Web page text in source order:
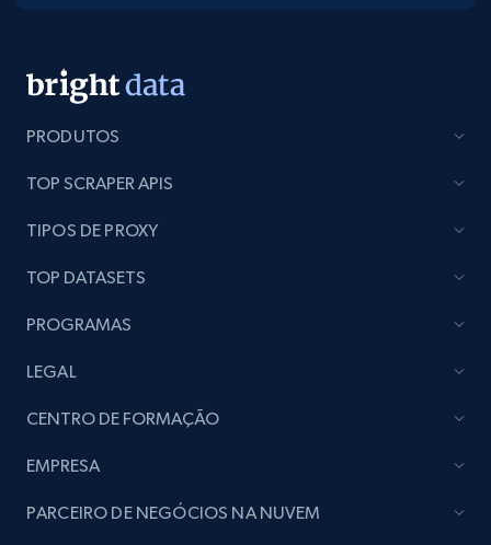
PRODUTOS
TOP SCRAPER APIS
TIPOS DE PROXY
TOP DATASETS
PROGRAMAS
LEGAL
CENTRO DE FORMAÇÃO
EMPRESA
PARCEIRO DE NEGÓCIOS NA NUVEM